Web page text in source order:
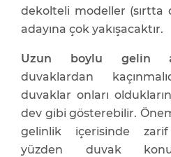
dekolteli modeller (sırtta
adayına çok yakışacaktır.
Uzun boylu gelin
duvaklardan
duvaklar onları
dev gibi gösterebilir.
gelinlik içerisinde
yüzden duvak